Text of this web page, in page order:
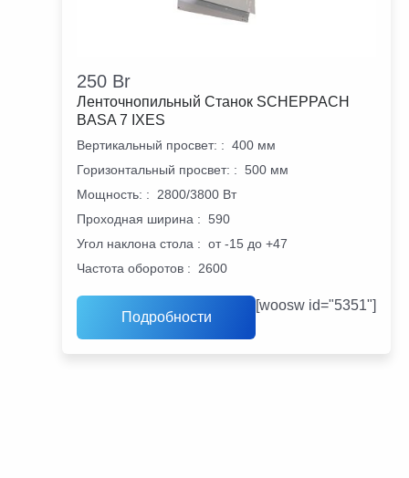
250 Br
Ленточнопильный Станок SCHEPPACH
BASA 7 IXES
Вертикальный просвет: : 400 мм
Горизонтальный просвет: : 500 мм
Мощность: :
2800/3800 Вт
Проходная ширина : 590
Угол наклона стола : от -15 до +47
Частота оборотов : 2600
Подробности
[woosw id="5351"]